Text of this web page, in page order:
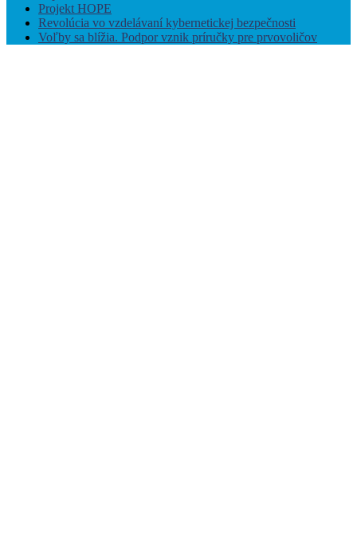
Projekt HOPE
Revolúcia vo vzdelávaní kybernetickej bezpečnosti
Voľby sa blížia. Podpor vznik príručky pre prvovoličov